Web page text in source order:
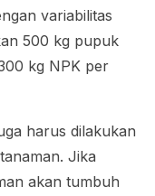
variabilitas
500 kg pupuk
kg NPK per
harus dilakukan
Jika
akan tumbuh